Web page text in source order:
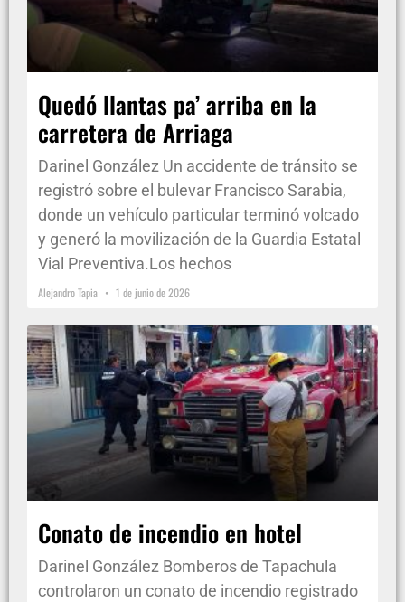
Quedó llantas pa’ arriba en la
carretera de Arriaga
Darinel González Un accidente de tránsito se
registró sobre el bulevar Francisco Sarabia,
donde un vehículo particular terminó volcado
y generó la movilización de la Guardia Estatal
Vial Preventiva.Los hechos
Alejandro Tapia 1 de junio de 2026
Conato de incendio en hotel
Darinel González Bomberos de Tapachula
controlaron un conato de incendio registrado